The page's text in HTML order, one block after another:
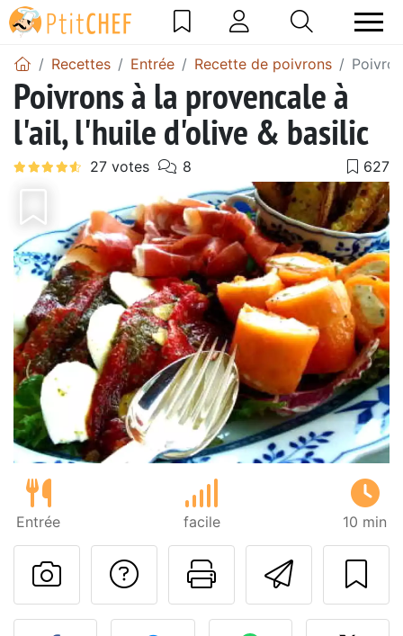
Recettes Entrée Recette de poivrons
Poivrons à la provencale à
l'ail, l'huile d'olive & basilic
Entrée facile 10 min
Imprimer
Poser une
Publier votre photo de